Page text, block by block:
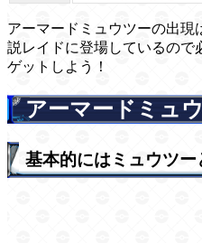
アーマードミュウツーの出現
説レイドに登場しているので
ゲットしよう！
アーマードミュ
基本的にはミュウツー